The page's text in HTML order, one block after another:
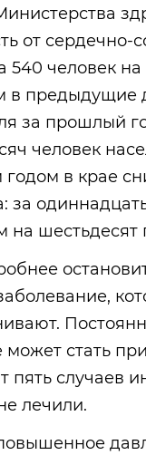
от сердечно-
540 человек
в предыдущие
за прошлый
человек
в крае
за
на шестьдесят
стать
пять случаев
лечили.